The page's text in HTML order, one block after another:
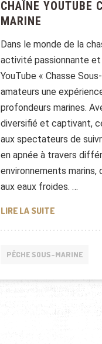
CHAÎNE YOUTUBE
MARINE
Dans le monde de la
activité passionnante
YouTube « Chasse
amateurs une
profondeurs marines.
diversifié et captivant,
aux spectateurs de
en apnée à travers
environnements marins,
aux eaux froides. …
LIRE LA SUITECHAÎNE
PÊCHE SOUS-MARINE